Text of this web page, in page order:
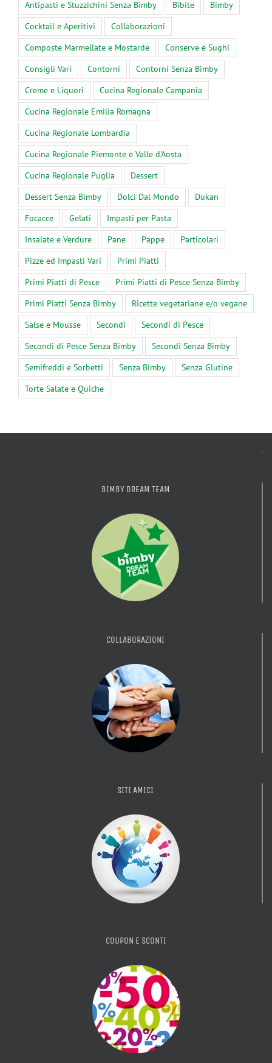
Antipasti e Stuzzichini Senza Bimby
Bibite
Bimby
Cocktail e Aperitivi
Collaborazioni
Composte Marmellate e Mostarde
Conserve e Sughi
Consigli Vari
Contorni
Contorni Senza Bimby
Creme e Liquori
Cucina Regionale Campania
Cucina Regionale Emilia Romagna
Cucina Regionale Lombardia
Cucina Regionale Piemonte e Valle d'Aosta
Cucina Regionale Puglia
Dessert
Dessert Senza Bimby
Dolci Dal Mondo
Dukan
Focacce
Gelati
Impasti per Pasta
Insalate e Verdure
Pane Pappe
Particolari
Pizze ed Impasti Vari
Primi Piatti
Primi Piatti di Pesce
Primi Piatti di Pesce Senza Bimby
Primi Piatti Senza Bimby
Ricette vegetariane e/o vegane
Salse e Mousse
Secondi
Secondi di Pesce
Secondi di Pesce Senza Bimby
Secondi Senza Bimby
Semifreddi e Sorbetti
Senza Bimby
Senza Glutine
Torte Salate e Quiche
BIMBY DREAM TEAM
COLLABORAZIONI
SITI AMICI
COUPON E SCONTI